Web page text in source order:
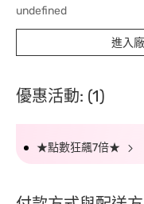
undefined
進入
優惠活動: (1)
★點數狂飆7倍★